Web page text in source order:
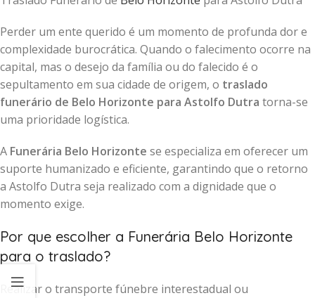
Perder um ente querido é um momento de profunda dor e
complexidade burocrática. Quando o falecimento ocorre na
capital, mas o desejo da família ou do falecido é o
sepultamento em sua cidade de origem, o traslado
funerário de Belo Horizonte para Astolfo Dutra torna-se
uma prioridade logística.
A Funerária Belo Horizonte se especializa em oferecer um
suporte humanizado e eficiente, garantindo que o retorno
a Astolfo Dutra seja realizado com a dignidade que o
momento exige.
Por que escolher a Funerária Belo Horizonte
para o traslado?
Realizar o transporte fúnebre interestadual ou